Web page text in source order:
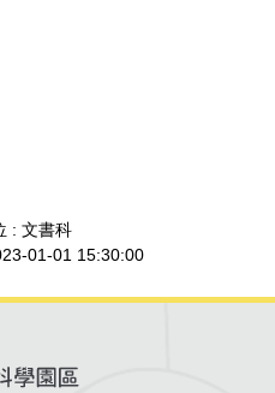
: 文書科
01-01 15:30:00